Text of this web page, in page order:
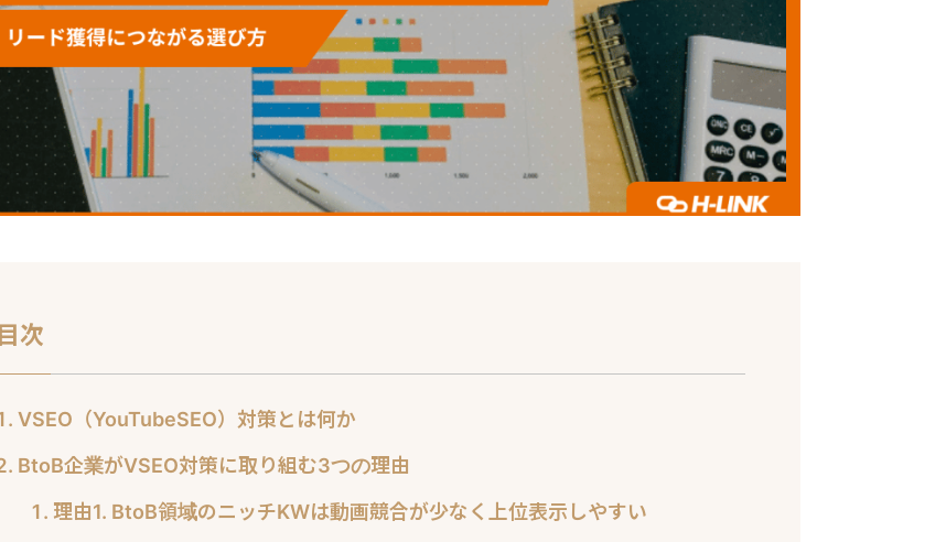
目次
VSEO（YouTubeSEO）対策とは何か
BtoB企業がVSEO対策に取り組む3つの理由
理由1. BtoB領域のニッチKWは動画競合が少なく上位表示しやすい